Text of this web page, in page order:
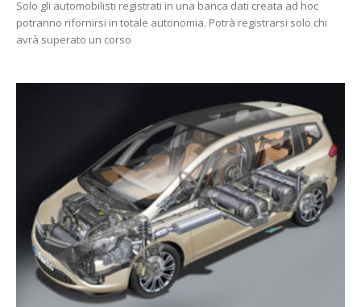
Solo gli automobilisti registrati in una banca dati creata ad hoc
potranno rifornirsi in totale autonomia. Potrà registrarsi solo chi
avrà superato un corso